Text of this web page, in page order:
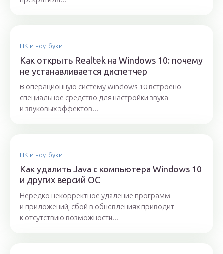
ПК и ноутбуки
Как открыть Realtek на Windows 10: почему
не устанавливается диспетчер
В операционную систему Windows 10 встроено
специальное средство для настройки звука
и звуковых эффектов...
ПК и ноутбуки
Как удалить Java с компьютера Windows 10
и других версий ОС
Нередко некорректное удаление программ
и приложений, сбой в обновлениях приводит
к отсутствию возможности...